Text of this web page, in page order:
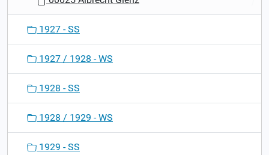
1927 - SS
1927 / 1928 - WS
1928 - SS
1928 / 1929 - WS
1929 - SS